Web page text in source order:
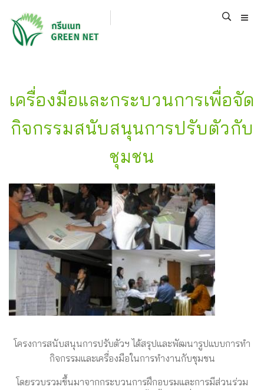
เครื่องมือและกระบวนการเพื่อจัด
กิจกรรมสนับสนุนการปรับตัวกับ
ชุมชน
โครงการสนับสนุนการปรับตัวฯ ได้สรุปและพัฒนารูปแบบการทำ
กิจกรรมและเครื่องมือในการทำงานกับชุมชน
โดยรวบรวมขึ้นมาจากกระบวนการฝึกอบรมและการมีส่วนร่วม